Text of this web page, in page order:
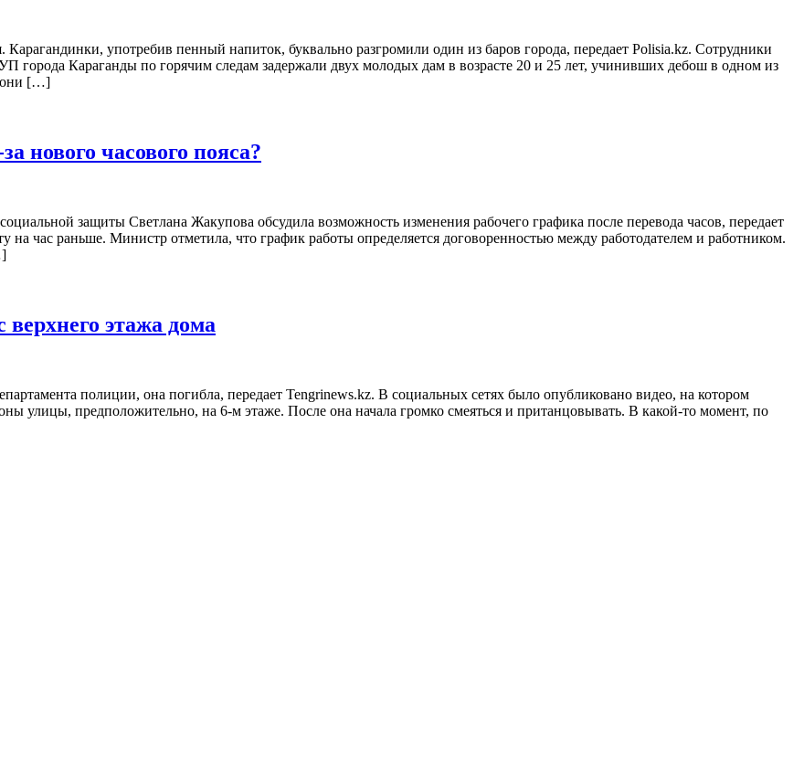
употребив пенный напиток, буквально разгромили один из баров города, передает Polisia.kz. Сотрудники
города Караганды по горячим следам задержали двух молодых дам в возрасте 20 и 25 лет, учинивших дебош в одном из
они […]
нового часового пояса?
защиты Светлана Жакупова обсудила возможность изменения рабочего графика после перевода часов, передает
на час раньше. Министр отметила, что график работы определяется договоренностью между работодателем и работником.
верхнего этажа дома
полиции, она погибла, передает Tengrinews.kz. В социальных сетях было опубликовано видео, на котором
улицы, предположительно, на 6-м этаже. После она начала громко смеяться и пританцовывать. В какой-то момент, по